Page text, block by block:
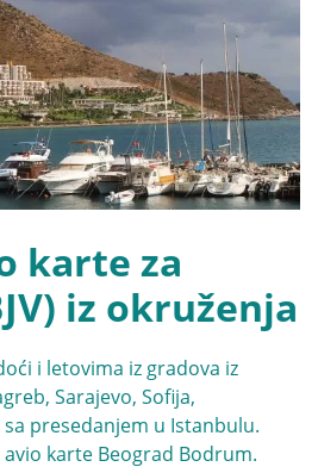
karte za
iz okruženja
i letovima iz gradova iz
Sarajevo, Sofija,
presedanjem u Istanbulu.
avio karte Beograd Bodrum.